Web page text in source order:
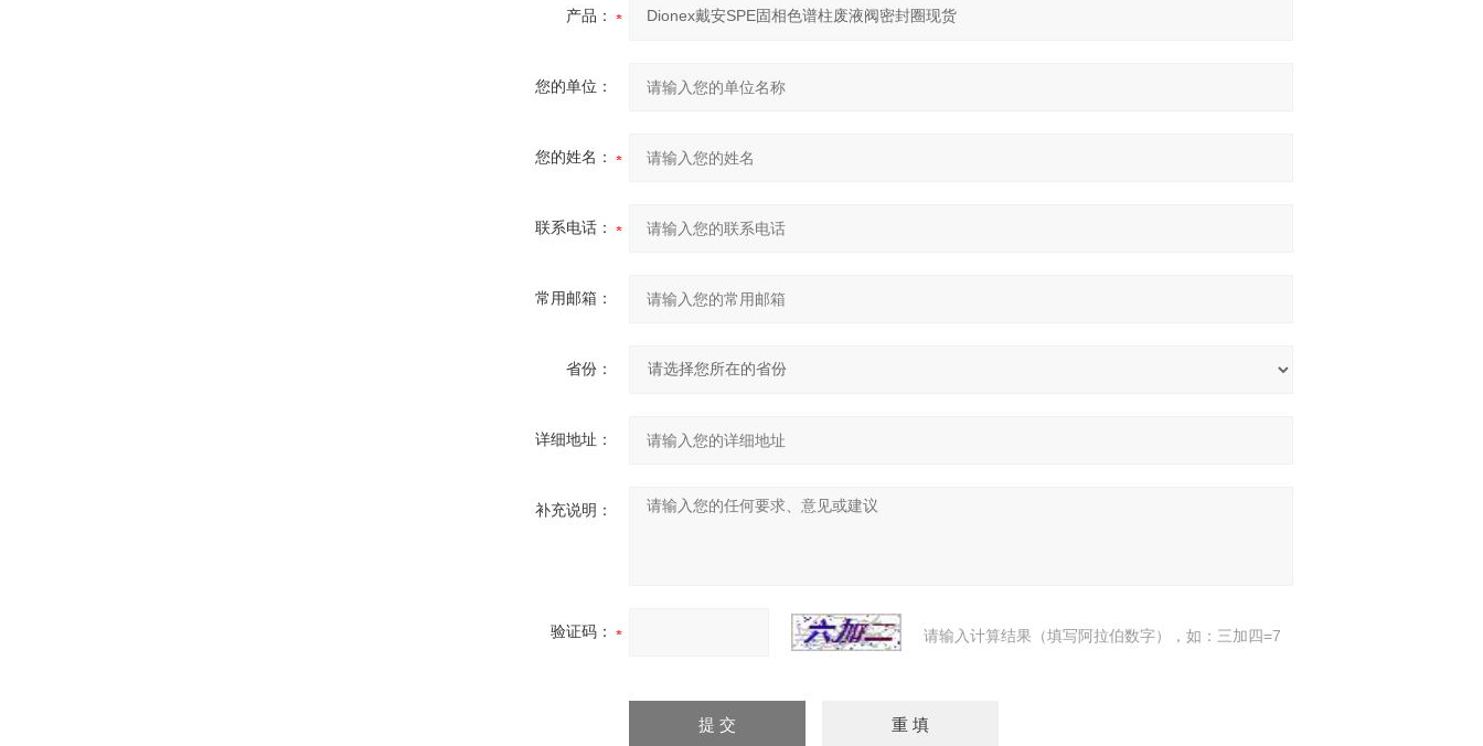
产品：
您的单位：
您的姓名：
联系电话：
常用邮箱：
省份：
详细地址：
补充说明：
验证码： 请输入计算结果（填写阿拉伯数字），如：三加四=7